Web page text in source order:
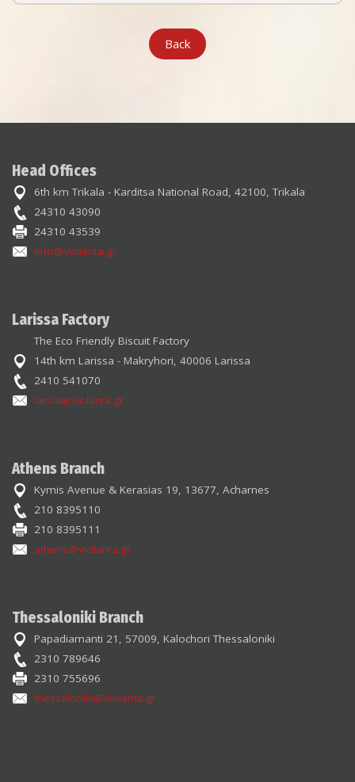
Back
Head Offices
6th km Trikala - Karditsa National Road, 42100, Trikala
24310 43090
24310 43539
info@violanta.gr
Larissa Factory
The Eco Friendly Biscuit Factory
14th km Larissa - Makryhori, 40006 Larissa
2410 541070
larisa@violanta.gr
Athens Branch
Kymis Avenue & Kerasias 19, 13677, Acharnes
210 8395110
210 8395111
athens@violanta.gr
Thessaloniki Branch
Papadiamanti 21, 57009, Kalochori Thessaloniki
2310 789646
2310 755696
thessaloniki@violanta.gr